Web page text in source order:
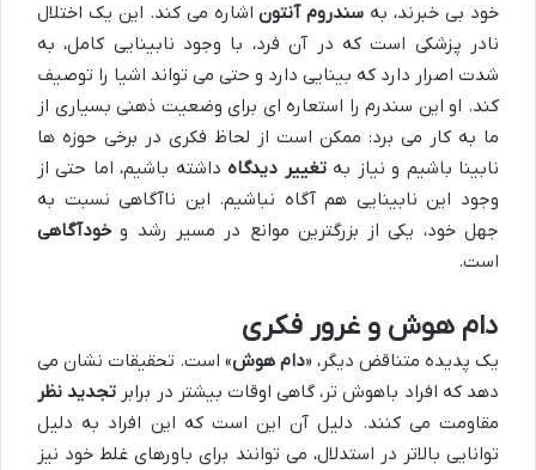
خود بی خبرند، به سندروم آنتوناشاره می کند. این یک اختلال
نادر پزشکی است که در آن فرد، با وجود نابینایی کامل، به
شدت اصرار دارد که بینایی دارد و حتی می تواند اشیا را توصیف
کند. او این سندرم را استعاره ای برای وضعیت ذهنی بسیاری از
ما به کار می برد: ممکن است از لحاظ فکری در برخی حوزه ها
نابینا باشیم و نیاز بهتغییر دیدگاهداشته باشیم، اما حتی از
وجود این نابینایی هم آگاه نباشیم. این ناآگاهی نسبت به
جهل خود، یکی از بزرگترین موانع در مسیر رشد و خودآگاهی
است.
دام هوش و غرور فکری
یک پدیده متناقض دیگر، «دام هوش» است. تحقیقات نشان می
دهد که افراد باهوش تر، گاهی اوقات بیشتر در برابر تجدید نظر
مقاومت می کنند. دلیل آن این است که این افراد به دلیل
توانایی بالاتر در استدلال، می توانند برای باورهای غلط خود نیز